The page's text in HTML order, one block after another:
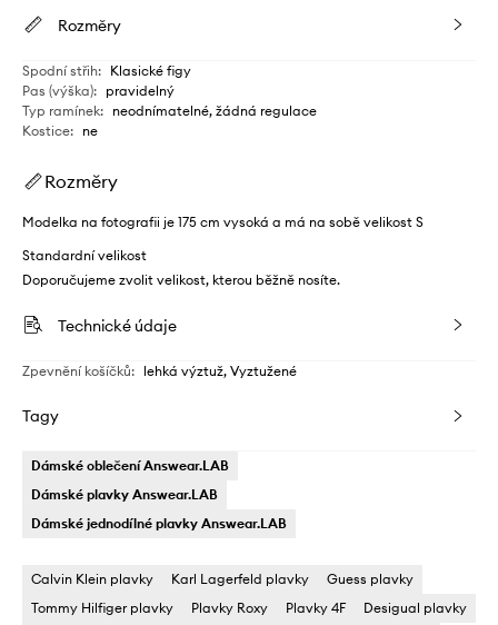
Rozměry
Spodní střih: Klasické figy
Pas (výška): pravidelný
Typ ramínek: neodnímatelné, žádná regulace
Kostice: ne
Rozměry
Modelka na fotografii je 175 cm vysoká a má na sobě velikost S
Standardní velikost
Doporučujeme zvolit velikost, kterou běžně nosíte.
Technické údaje
Zpevnění košíčků: lehká výztuž, Vyztužené
Tagy
Dámské oblečení Answear.LAB
Dámské plavky Answear.LAB
Dámské jednodílné plavky Answear.LAB
Calvin Klein plavky Karl Lagerfeld plavky
Guess plavky
Tommy Hilfiger plavky
Plavky Roxy Plavky 4F Desigual plavky